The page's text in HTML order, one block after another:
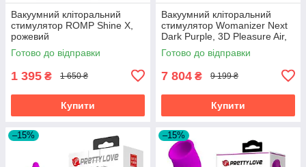
Вакуумний кліторальний
стимулятор ROMP Shine X,
рожевий
Готово до відправки
1 395 ₴ 1 650 ₴
Купити
Вакуумний кліторальний
стимулятор Womanizer Next
Dark Purple, 3D Pleasure Air,
14 рівнів інтенсивності
Готово до відправки
7 804 ₴ 9 199 ₴
Купити
–15% –15%